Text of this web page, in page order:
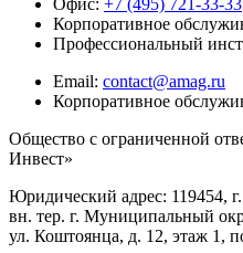
Офис: +7 (495) 721-33-33
Корпоративное
Профессиональный
Email: contact@amag.ru
Корпоративное
Общество с ограниченной
Инвест»
Юридический адрес: 119454,
вн. тер. г. Муниципальный
ул. Коштоянца, д. 12, этаж 1,